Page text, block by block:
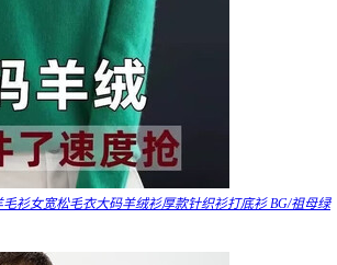
衫女宽松毛衣大码羊绒衫厚款针织衫打底衫 BG/祖母绿